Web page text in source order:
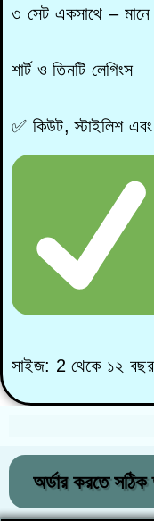
৩ সেট একসাথে – মানে
শার্ট ও তিনটি লেগিংস
✅ কিউট, স্টাইলিশ
সাইজ: 2 থেকে ১২
অর্ডার করতে